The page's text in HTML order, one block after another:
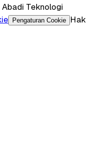
Teknologi
Pengaturan Cookie
Hak